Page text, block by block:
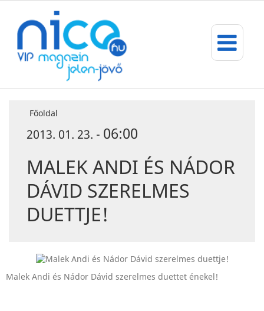
Főoldal
2013. 01. 23. - 06:00
MALEK ANDI ÉS NÁDOR
DÁVID SZERELMES
DUETTJE!
Malek Andi és Nádor Dávid szerelmes duettet énekel!